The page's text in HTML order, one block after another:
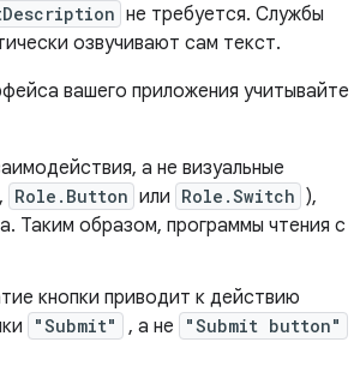
не требуется. Службы
озвучивают сам текст.
вашего приложения учитывайте
а не визуальные
Role.Button или Role.Switch ),
Таким образом, программы чтения с
кнопки приводит к действию
"Submit" , а не "Submit button"